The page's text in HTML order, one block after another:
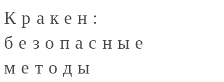
Кракен:
безопасные
методы